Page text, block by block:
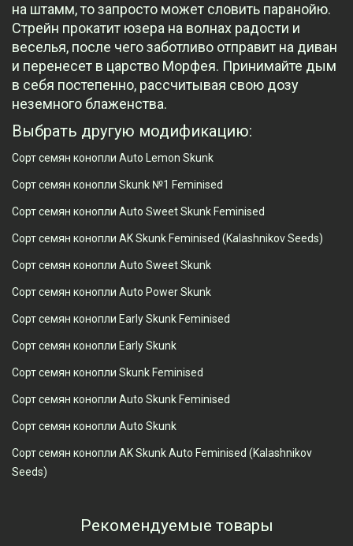
на штамм, то запросто может словить паранойю.
Стрейн прокатит юзера на волнах радости и
веселья, после чего заботливо отправит на диван
и перенесет в царство Морфея. Принимайте дым
в себя постепенно, рассчитывая свою дозу
неземного блаженства.
Выбрать другую модификацию:
Сорт семян конопли Auto Lemon Skunk
Сорт семян конопли Skunk №1 Feminised
Сорт семян конопли Auto Sweet Skunk Feminised
Сорт семян конопли AK Skunk Feminised (Kalashnikov Seeds)
Сорт семян конопли Auto Sweet Skunk
Сорт семян конопли Auto Power Skunk
Сорт семян конопли Early Skunk Feminised
Сорт семян конопли Early Skunk
Сорт семян конопли Skunk Feminised
Сорт семян конопли Auto Skunk Feminised
Сорт семян конопли Auto Skunk
Сорт семян конопли AK Skunk Auto Feminised (Kalashnikov
Seeds)
Рекомендуемые товары